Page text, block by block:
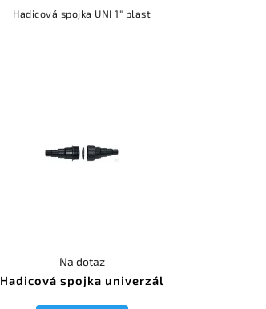
Hadicová spojka UNI 1" plast
Hadicová spojka univerzál
Na dotaz